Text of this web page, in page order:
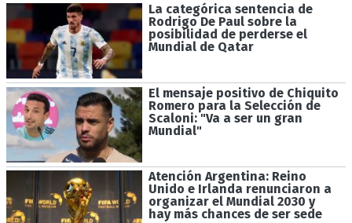
La categórica sentencia de
Rodrigo De Paul sobre la
posibilidad de perderse el
Mundial de Qatar
El mensaje positivo de Chiquito
Romero para la Selección de
Scaloni: "Va a ser un gran
Mundial"
Atención Argentina: Reino
Unido e Irlanda renunciaron a
organizar el Mundial 2030 y
hay más chances de ser sede